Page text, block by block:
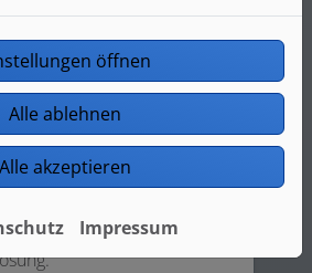
Plattenheizkörper
mit
findet für Sie die
öffnen
Alle ablehnen
Alle akzeptieren
Impressum